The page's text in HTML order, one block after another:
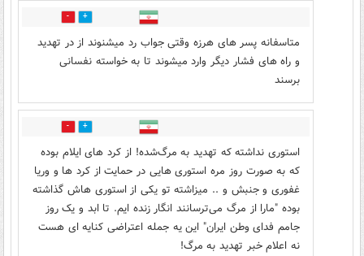
5
متاسفانه پسر های هرزه وقتی جواب رد میشنوند از در تهدید
و راه های فشار دیگر وارد میشوند تا به خواسته نفسانی
برسند
2
استوری نداشته که تهدید به مرگ‌شده! از کرد های ایلام بوده
که به صورت روز مره استوری هایی در حمایت از کرد ها و وریا
غفوری و جنبش و .. میزاشته تو یکی از استوری هاش گذاشته
بوده "مارا از مرگ می‌ترسانند انگار زنده ایم. تا ابد و یک روز
جامم فدای وطن ایران" این یه جمله اعتراضی کنایه ای هست
نه اعلام خبر تهدید به مرگ!